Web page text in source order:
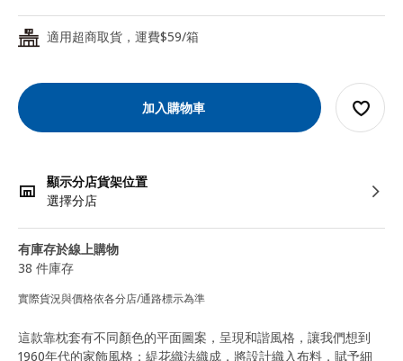
24 適用超商取貨，運費$59/箱
加入購物車
顯示分店貨架位置
選擇分店
有庫存於線上購物
38 件庫存
實際貨況與價格依各分店/通路標示為準
這款靠枕套有不同顏色的平面圖案，呈現和諧風格，讓我們想到
1960年代的家飾風格；緹花織法織成，將設計織入布料，賦予細